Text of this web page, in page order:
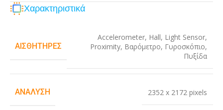
Χαρακτηριστικά
ΑΙΣΘΗΤΉΡΕΣ
Accelerometer, Hall, Light Sensor,
Proximity, Βαρόμετρο, Γυροσκόπιο,
Πυξίδα
ΑΝΆΛΥΣΗ 2352 x 2172 pixels